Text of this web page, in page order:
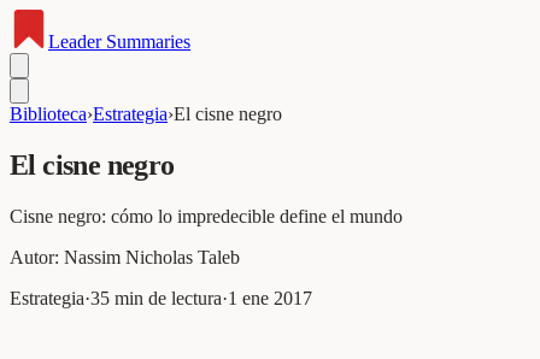
LeaderSummaries
Biblioteca›Estrategia›El cisne negro
El cisne negro
Cisne negro: cómo lo impredecible define el mundo
Autor: Nassim Nicholas Taleb
Estrategia·35 min de lectura·1 ene 2017